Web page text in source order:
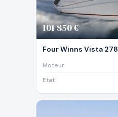
101 850 €
Four Winns Vista 278
Moteur
Etat